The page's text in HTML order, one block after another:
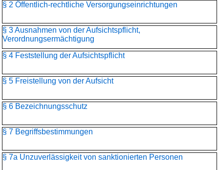
§ 2 Öffentlich-rechtliche Versorgungseinrichtungen
§ 3 Ausnahmen von der Aufsichtspflicht,
Verordnungsermächtigung
§ 4 Feststellung der Aufsichtspflicht
§ 5 Freistellung von der Aufsicht
§ 6 Bezeichnungsschutz
§ 7 Begriffsbestimmungen
§ 7a Unzuverlässigkeit von sanktionierten Personen